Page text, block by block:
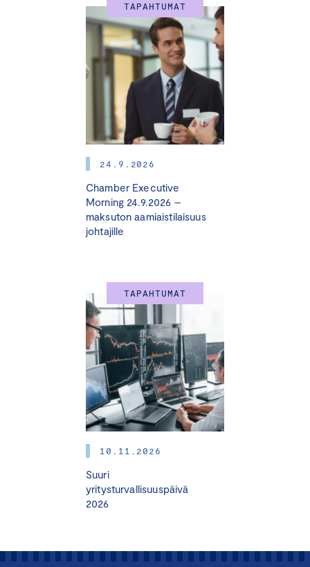
TAPAHTUMAT
24.9.2026
Chamber Executive
Morning 24.9.2026 –
maksuton aamiaistilaisuus
johtajille
TAPAHTUMAT
10.11.2026
Suuri
yritysturvallisuuspäivä
2026